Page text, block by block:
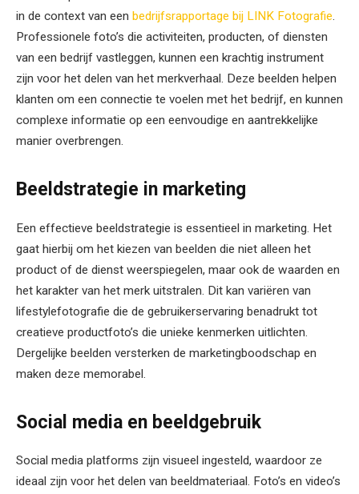
in de context van een bedrijfsrapportage bij LINK Fotografie.
Professionele foto’s die activiteiten, producten, of diensten
van een bedrijf vastleggen, kunnen een krachtig instrument
zijn voor het delen van het merkverhaal. Deze beelden helpen
klanten om een connectie te voelen met het bedrijf, en kunnen
complexe informatie op een eenvoudige en aantrekkelijke
manier overbrengen.
Beeldstrategie in marketing
Een effectieve beeldstrategie is essentieel in marketing. Het
gaat hierbij om het kiezen van beelden die niet alleen het
product of de dienst weerspiegelen, maar ook de waarden en
het karakter van het merk uitstralen. Dit kan variëren van
lifestylefotografie die de gebruikerservaring benadrukt tot
creatieve productfoto’s die unieke kenmerken uitlichten.
Dergelijke beelden versterken de marketingboodschap en
maken deze memorabel.
Social media en beeldgebruik
Social media platforms zijn visueel ingesteld, waardoor ze
ideaal zijn voor het delen van beeldmateriaal. Foto’s en video’s